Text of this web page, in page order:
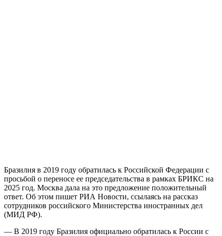
Бразилия в 2019 году обратилась к Российской Федерации с
просьбой о переносе ее председательства в рамках БРИКС на
2025 год. Москва дала на это предложение положительный
ответ. Об этом пишет РИА Новости, ссылаясь на рассказ
сотрудников российского Министерства иностранных дел
(МИД РФ).
— В 2019 году Бразилия официально обратилась к России с